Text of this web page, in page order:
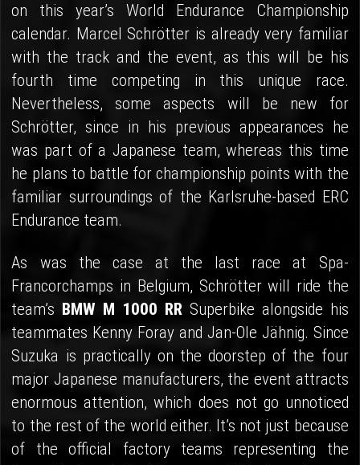
on this year’s World Endurance Championship
calendar. Marcel Schrötter is already very familiar
with the track and the event, as this will be his
fourth time competing in this unique race.
Nevertheless, some aspects will be new for
Schrötter, since in his previous appearances he
was part of a Japanese team, whereas this time
he plans to battle for championship points with the
familiar surroundings of the Karlsruhe-based ERC
Endurance team.
As was the case at the last race at Spa-
Francorchamps in Belgium, Schrötter will ride the
team’s BMW M 1000 RRSuperbike alongside his
teammates Kenny Foray and Jan-Ole Jähnig. Since
Suzuka is practically on the doorstep of the four
major Japanese manufacturers, the event attracts
enormous attention, which does not go unnoticed
to the rest of the world either. It’s not just because
of the official factory teams representing the